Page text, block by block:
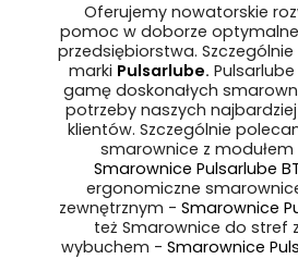
Oferujemy nowatorskie
pomoc w doborze
przedsiębiorstwa.
marki Pulsarlube.
gamę doskonałych
potrzeby naszych
klientów. Szczególnie
smarownice z
Smarownice Pulsarlube
ergonomiczne
zewnętrznym - Smarownice
też Smarownice do stref
wybuchem - Smarownice